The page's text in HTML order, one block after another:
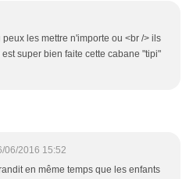
peux les mettre n'importe ou <br /> ils
super bien faite cette cabane "tipi"
06/2016 15:52
en même temps que les enfants